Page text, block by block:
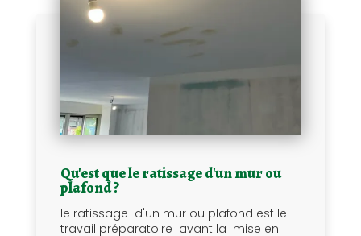
Qu'est que le ratissage d'un mur ou
plafond ?
le ratissage d'un mur ou plafond est le
travail préparatoire avant la mise en